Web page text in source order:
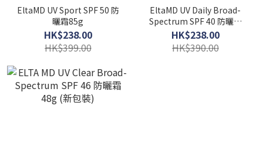
EltaMD UV Sport SPF 50 防
曬霜85g
HK$238.00
HK$399.00
EltaMD UV Daily Broad-
Spectrum SPF 40 防曬璿
48g (新包裝)
HK$238.00
HK$390.00